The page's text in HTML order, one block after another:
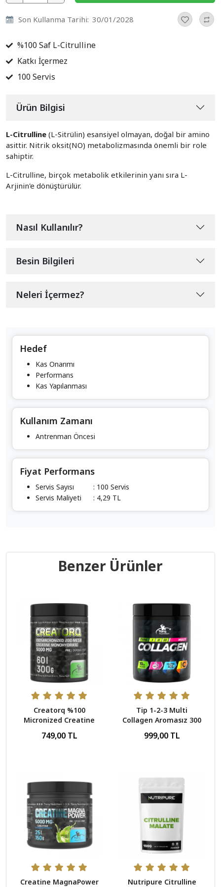
Son Kullanma Tarihi: 30/01/2028
%100 Saf L-Citrulline
Katkı İçermez
100 Servis
Ürün Bilgisi
L-Citrulline (L-Sitrülin) esansiyel olmayan, doğal bir amino
asittir. Nitrik oksit(NO) metabolizmasında önemli bir role
sahiptir.
L-Citrulline, birçok metabolik etkilerinin yanı sıra L-
Arjinin'e dönüştürülür.
Nasıl Kullanılır?
Besin Bilgileri
Neleri İçermez?
Hedef
Kas Onarımı
Performans
Kas Yapılanması
Kullanım Zamanı
Antrenman Öncesi
Fiyat Performans
Servis Sayısı
: 100 Servis
Servis Maliyeti
: 4,29 TL
Benzer Ürünler
Creatorq %100
Micronized Creatine
Aromasız 300 Gr - 60
749,00 TL
Tip 1-2-3 Multi
Collagen Aromasız 300
999,00 TL
Creatine MagnaPower
Nutripure Citrulline